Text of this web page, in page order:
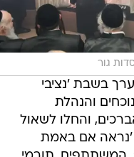
גור
בשבת 'נציבי
והנהלת
והחלו לשאול
'נראה אם באמת